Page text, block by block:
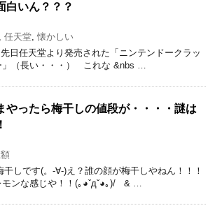
白いん？？？
, 任天堂, 懐かしい
任天堂より発売された「ニンテンドークラッ
（長い・・・） これな &nbs …
やったら梅干しの値段が・・・・謎は
しです(。-∀-)え？誰の顔が梅干しやねん！！！
モンな感じや！！(｡◕ˇдˇ◕｡)/ & …